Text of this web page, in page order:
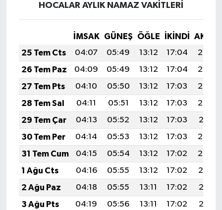
HOCALAR AYLIK NAMAZ VAKITLERI
İMSAK GÜNEŞ ÖĞLE İKINDI
25 Tem Cts
04:07 05:49 13:12 17:04
20:25
26 Tem Paz
04:09 05:49 13:12 17:04
20:24
27 Tem Pts
04:10 05:50 13:12 17:03
20:23
28 Tem Sal
04:11 05:51 13:12 17:03
20:22
29 Tem Çar
04:13 05:52 13:12 17:03
20:21
30 Tem Per
04:14 05:53 13:12 17:03
20:20
31 Tem Cum
04:15 05:54 13:12 17:02
20:20
1 Ağu Cts
04:16 05:55 13:12 17:02
20:19
2 Ağu Paz
04:18 05:55 13:11 17:02
20:18
3 Ağu Pts
04:19 05:56 13:11 17:02
20:17